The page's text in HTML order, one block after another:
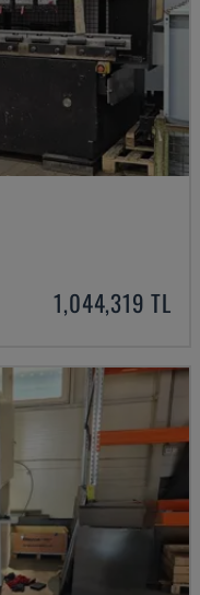
1,044,319 TL